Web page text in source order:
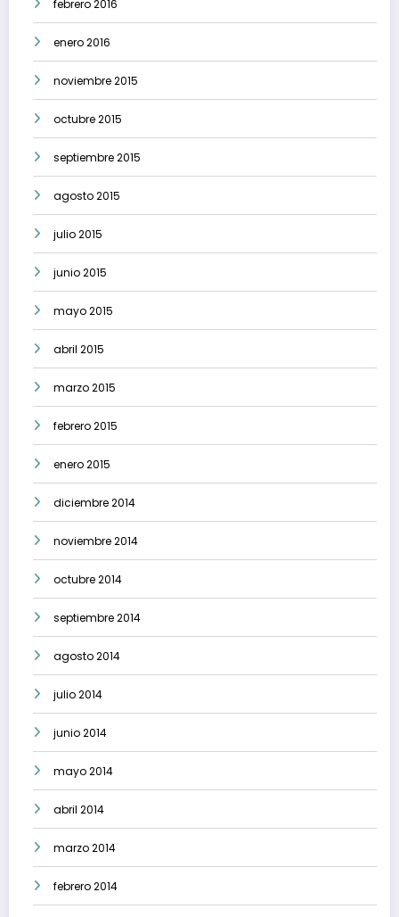
febrero 2016
enero 2016
noviembre 2015
octubre 2015
septiembre 2015
agosto 2015
julio 2015
junio 2015
mayo 2015
abril 2015
marzo 2015
febrero 2015
enero 2015
diciembre 2014
noviembre 2014
octubre 2014
septiembre 2014
agosto 2014
julio 2014
junio 2014
mayo 2014
abril 2014
marzo 2014
febrero 2014